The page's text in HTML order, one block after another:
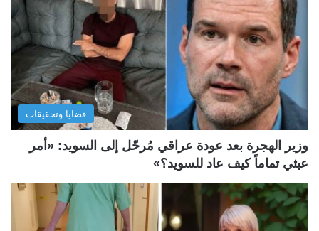
قضايا وتحقيقات
وزير الهجرة بعد عودة عراقي مُرحّل إلى السويد: «أمر
عبثي تماماً كيف عاد للسويد؟»